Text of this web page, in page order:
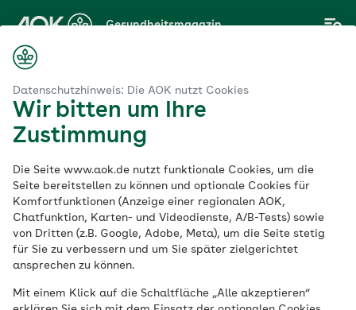
Datenschutzhinweis: Die AOK nutzt Cookies
Wir bitten um Ihre
Zustimmung
Die Seite www.aok.de nutzt funktionale Cookies, um die
Seite bereitstellen zu können und optionale Cookies für
Komfortfunktionen (Anzeige einer regionalen AOK,
Chatfunktion, Karten- und Videodienste, A/B-Tests) sowie
von Dritten (z.B. Google, Adobe, Meta), um die Seite stetig
für Sie zu verbessern und um Sie später zielgerichtet
ansprechen zu können.
Mit einem Klick auf die Schaltfläche „Alle akzeptieren“
Hauptinhalt
springen
Gesundheitsmagazin
Glykämischer Index:
Ist Abnehmen mit der
Glyx-Diät sinnvoll?